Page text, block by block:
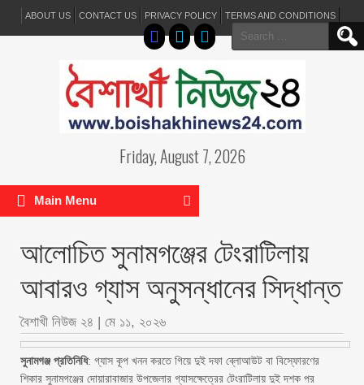
ABOUT US CONTACT US PRIVACY POLICY TERMS AND CONDITIONS
Search
for:
Friday, August 7, 2026
Main Menu
আলোচিত সুনামগঞ্জের টেংরাটিলায়
আবারও গ্যাস অনুসন্ধানের সিদ্ধান্ত
বৈশাখী নিউজ ২৪ | মে ১১, ২০২৬
সুনামগঞ্জ প্রতিনিধি: গ্যাস কূপ খনন করতে গিয়ে দুই দফা ব্লোআউট বা বিস্ফোরণের
শিকার সুনামগঞ্জের দোয়ারাবাজার উপজেলার গ্যাসক্ষেত্রের টেংরাটিলায় দুই দশক পর